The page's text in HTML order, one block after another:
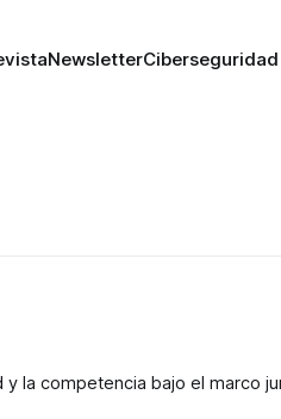
NewsletterCiberseguridad
la competencia bajo el marco